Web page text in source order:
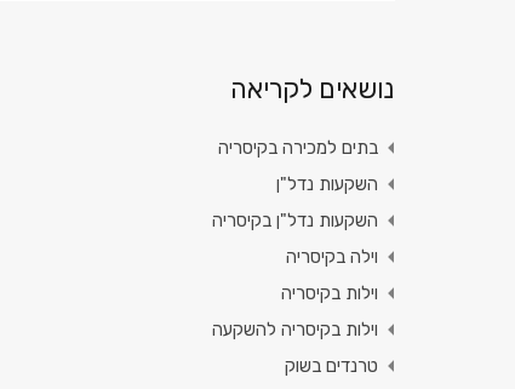
נושאים לקריאה
בתים למכירה בקיסריה
השקעות נדל"ן
השקעות נדל"ן בקיסריה
וילה בקיסריה
וילות בקיסריה
וילות בקיסריה להשקעה
טרנדים בשוק